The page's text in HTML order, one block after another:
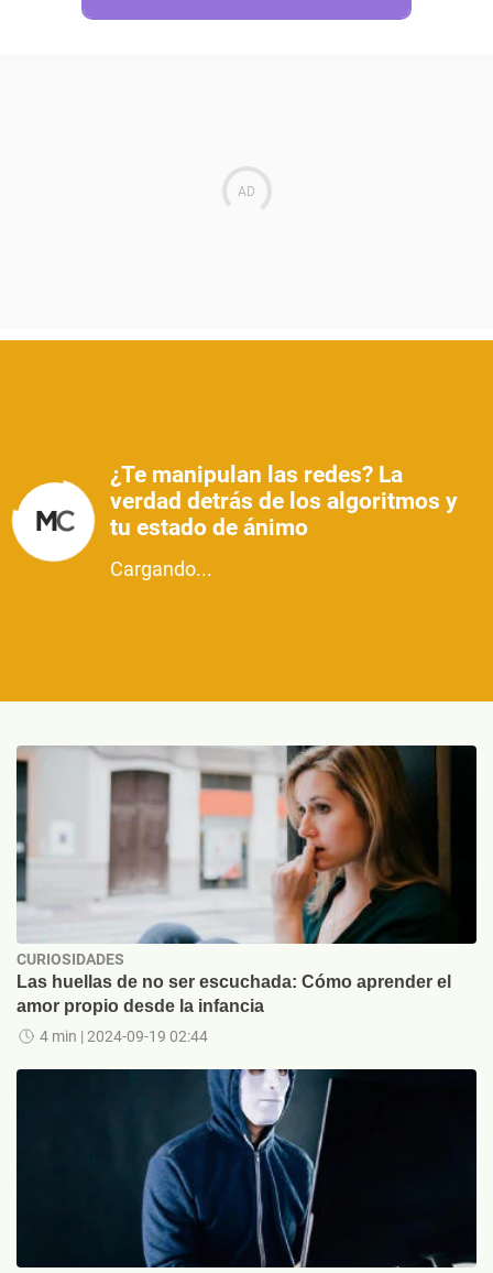
¿Te manipulan las redes? La
verdad detrás de los algoritmos y
tu estado de ánimo
Cargando...
CURIOSIDADES
Las huellas de no ser escuchada: Cómo aprender el
amor propio desde la infancia
4 min | 2024-09-19 02:44